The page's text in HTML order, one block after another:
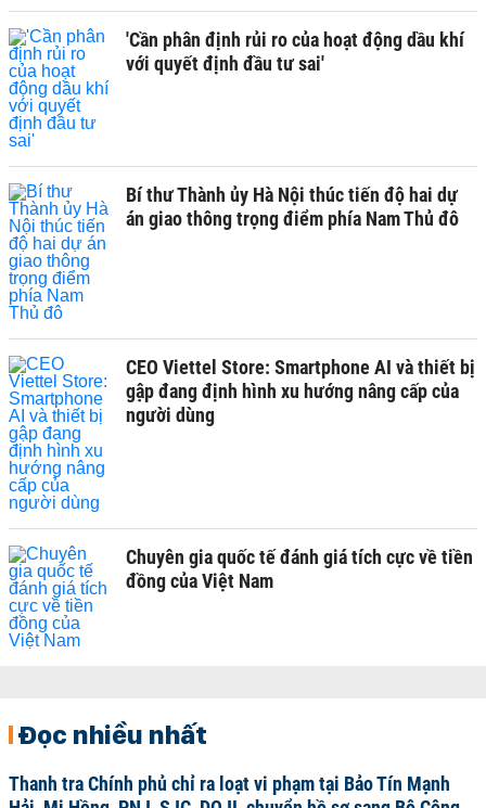
'Cần phân định rủi ro của hoạt động dầu khí
với quyết định đầu tư sai'
Bí thư Thành ủy Hà Nội thúc tiến độ hai dự
án giao thông trọng điểm phía Nam Thủ đô
CEO Viettel Store: Smartphone AI và thiết bị
gập đang định hình xu hướng nâng cấp của
người dùng
Chuyên gia quốc tế đánh giá tích cực về tiền
đồng của Việt Nam
Đọc nhiều nhất
Thanh tra Chính phủ chỉ ra loạt vi phạm tại Bảo Tín Mạnh